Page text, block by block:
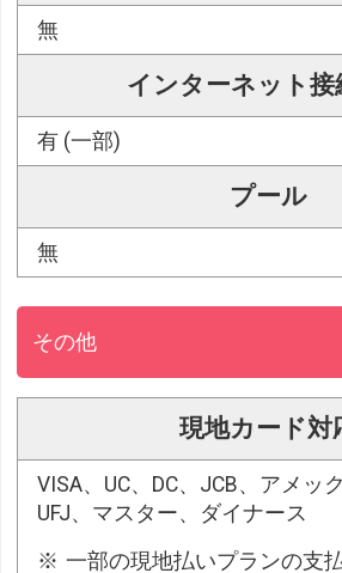
無
インターネット接
有 (一部)
プール
無
その他
現地カード対
VISA、UC、DC、JCB、アメッ
UFJ、マスター、ダイナース
一部の現地払いプランの支